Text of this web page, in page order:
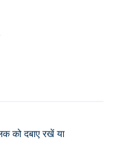
को दबाए रखें या